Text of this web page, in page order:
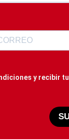
y recibir